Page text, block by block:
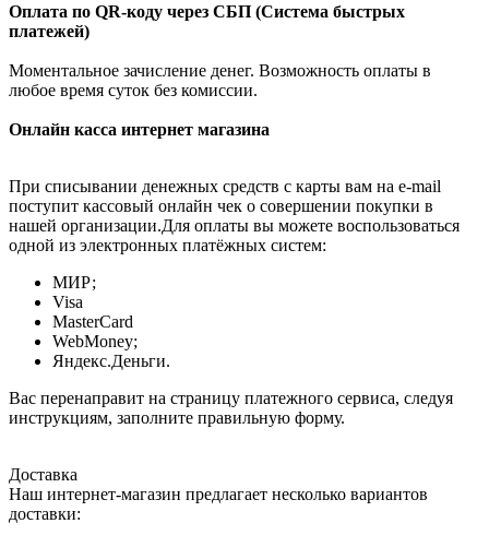
Оплата по QR-коду через СБП (Система быстрых
платежей)
Моментальное зачисление денег. Возможность оплаты в
любое время суток без комиссии.
Онлайн касса интернет магазина
При списывании денежных средств с карты вам на e-mail
поступит кассовый онлайн чек о совершении покупки в
нашей организации.Для оплаты вы можете воспользоваться
одной из электронных платёжных систем:
МИР;
Visa
MasterCard
WebMoney;
Яндекс.Деньги.
Вас перенаправит на страницу платежного сервиса, следуя
инструкциям, заполните правильную форму.
Доставка
Наш интернет-магазин предлагает несколько вариантов
доставки: